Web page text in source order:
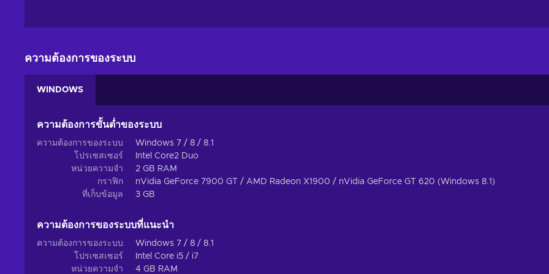
ความต้องการของระบบ
WINDOWS
ความต้องการขั้นต่ำของระบบ
ความต้องการของระบบ
Windows 7 / 8 / 8.1
โปรเซสเซอร์
Intel Core2 Duo
หน่วยความจำ
2 GB RAM
กราฟิก
nVidia GeForce 7900 GT / AMD Radeon X1900 / nVidia GeForce GT 620 (Windows 8.1)
ที่เก็บข้อมูล
3 GB
ความต้องการของระบบที่แนะนํา
ความต้องการของระบบ
Windows 7 / 8 / 8.1
โปรเซสเซอร์
Intel Core i5 / i7
หน่วยความจำ
4 GB RAM